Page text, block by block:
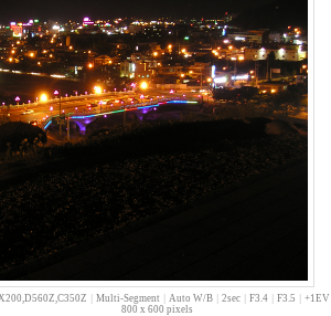
Multi-Segment Auto W/B 2sec F3.4 F3.5 +1EV
800 x 600 pixels